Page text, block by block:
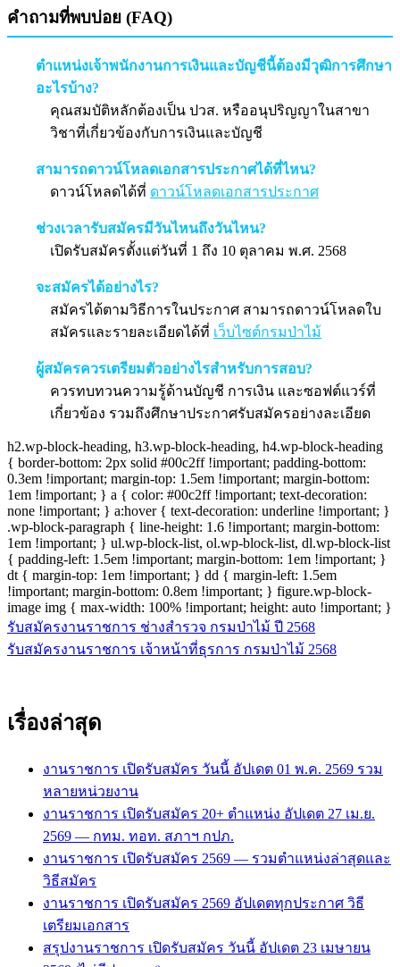
คำถามที่พบบ่อย (FAQ)
ตำแหน่งเจ้าพนักงานการเงินและบัญชีนี้ต้องมีวุฒิการศึกษา
อะไรบ้าง?
คุณสมบัติหลักต้องเป็น ปวส. หรืออนุปริญญาในสาขา
วิชาที่เกี่ยวข้องกับการเงินและบัญชี
สามารถดาวน์โหลดเอกสารประกาศได้ที่ไหน?
ดาวน์โหลดได้ที่ ดาวน์โหลดเอกสารประกาศ
ช่วงเวลารับสมัครมีวันไหนถึงวันไหน?
เปิดรับสมัครตั้งแต่วันที่ 1 ถึง 10 ตุลาคม พ.ศ. 2568
จะสมัครได้อย่างไร?
สมัครได้ตามวิธีการในประกาศ สามารถดาวน์โหลดใบ
สมัครและรายละเอียดได้ที่ เว็บไซต์กรมป่าไม้
ผู้สมัครควรเตรียมตัวอย่างไรสำหรับการสอบ?
ควรทบทวนความรู้ด้านบัญชี การเงิน และซอฟต์แวร์ที่
เกี่ยวข้อง รวมถึงศึกษาประกาศรับสมัครอย่างละเอียด
h2.wp-block-heading, h3.wp-block-heading, h4.wp-block-heading
{ border-bottom: 2px solid #00c2ff !important; padding-bottom:
0.3em !important; margin-top: 1.5em !important; margin-bottom:
1em !important; } a { color: #00c2ff !important; text-decoration:
none !important; } a:hover { text-decoration: underline !important; }
.wp-block-paragraph { line-height: 1.6 !important; margin-bottom:
1em !important; } ul.wp-block-list, ol.wp-block-list, dl.wp-block-list
{ padding-left: 1.5em !important; margin-bottom: 1em !important; }
dt { margin-top: 1em !important; } dd { margin-left: 1.5em
!important; margin-bottom: 0.8em !important; } figure.wp-block-
image img { max-width: 100% !important; height: auto !important; }
แนะแนว
รับสมัครงานราชการ ช่างสำรวจ กรมป่าไม้ ปี 2568
รับสมัครงานราชการ เจ้าหน้าที่ธุรการ กรมป่าไม้ 2568
เรื่องล่าสุด
งานราชการ เปิดรับสมัคร วันนี้ อัปเดต 01 พ.ค. 2569 รวม
หลายหน่วยงาน
งานราชการ เปิดรับสมัคร 20+ ตำแหน่ง อัปเดต 27 เม.ย.
2569 — กทม. ทอท. สภาฯ กปภ.
งานราชการ เปิดรับสมัคร 2569 — รวมตำแหน่งล่าสุดและ
วิธีสมัคร
งานราชการ เปิดรับสมัคร 2569 อัปเดตทุกประกาศ วิธี
เตรียมเอกสาร
สรุปงานราชการ เปิดรับสมัคร วันนี้ อัปเดต 23 เมษายน